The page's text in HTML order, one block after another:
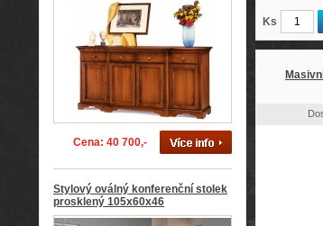
Cena: 40 700,-
Stylový oválný konferenční stolek
prosklený 105x60x46
Ks